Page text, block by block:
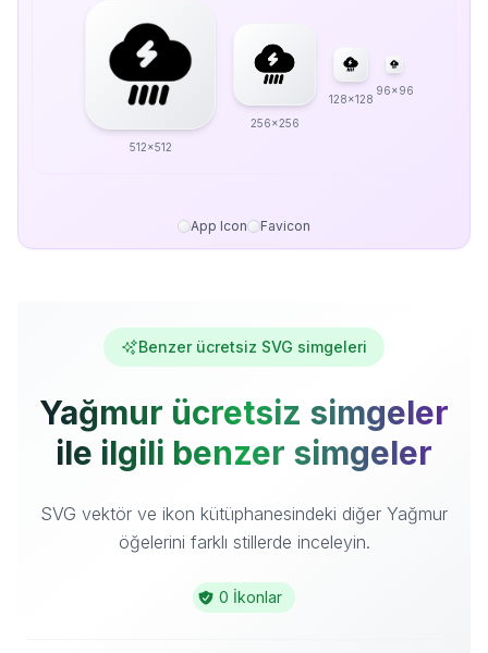
512x512
256x256
128x128
96x96
App Icon Favicon
Benzer ücretsiz SVG simgeleri
Yağmur ücretsiz simgeler
ile ilgili benzer simgeler
SVG vektör ve ikon kütüphanesindeki diğer Yağmur
öğelerini farklı stillerde inceleyin.
0 İkonlar